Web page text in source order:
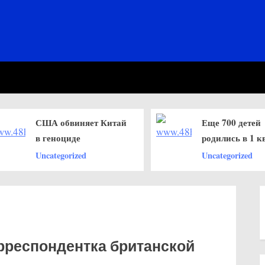
Еще 700 детей
родились в 1 квартале
Uncategorized
США
ГРУ
британской